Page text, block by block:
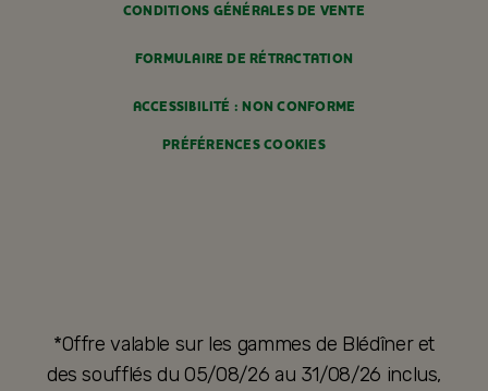
CONDITIONS GÉNÉRALES DE VENTE
FORMULAIRE DE RÉTRACTATION
ACCESSIBILITÉ : NON CONFORME
PRÉFÉRENCES COOKIES
*Offre valable sur les gammes de Blédîner et
des soufflés du 05/08/26 au 31/08/26 inclus,